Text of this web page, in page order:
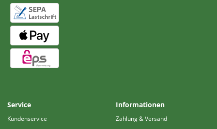
Service
Kundenservice
Informationen
Zahlung & Versand